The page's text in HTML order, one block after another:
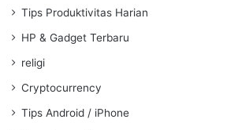
Tips Produktivitas Harian
HP & Gadget Terbaru
religi
Cryptocurrency
Tips Android / iPhone